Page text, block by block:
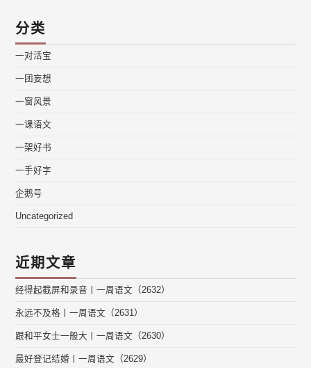
分类
一对活宝
一团妄想
一窗风景
一课语文
一架好书
一手好字
企鹅号
Uncategorized
近期文章
经得起截屏和录音丨一周语文（2632）
永远不及格丨一周语文（2631）
跟和平女士一般大丨一周语文（2630）
最好登记结婚丨一周语文（2629）